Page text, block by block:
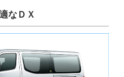
なＤＸ